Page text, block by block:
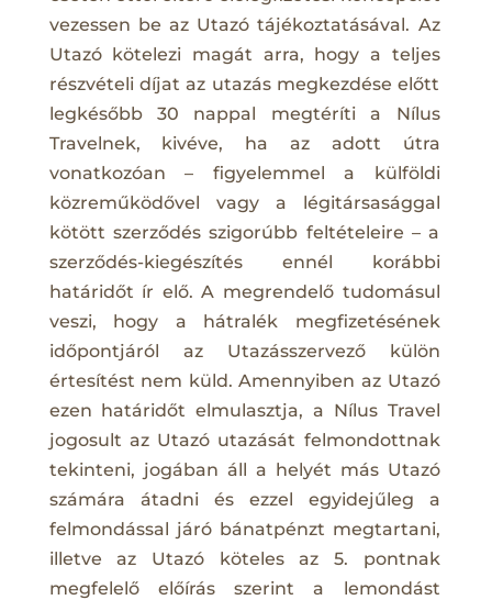
vezessen be az Utazó tájékoztatásával. Az
Utazó kötelezi magát arra, hogy a teljes
részvételi díjat az utazás megkezdése előtt
legkésőbb 30 nappal megtéríti a Nílus
Travelnek, kivéve, ha az adott útra
vonatkozóan – figyelemmel a külföldi
közreműködővel vagy a légitársasággal
kötött szerződés szigorúbb feltételeire – a
szerződés-kiegészítés ennél korábbi
határidőt ír elő. A megrendelő tudomásul
veszi, hogy a hátralék megfizetésének
időpontjáról az Utazásszervező külön
értesítést nem küld. Amennyiben az Utazó
ezen határidőt elmulasztja, a Nílus Travel
jogosult az Utazó utazását felmondottnak
tekinteni, jogában áll a helyét más Utazó
számára átadni és ezzel egyidejűleg a
felmondással járó bánatpénzt megtartani,
illetve az Utazó köteles az 5. pontnak
megfelelő előírás szerint a lemondást